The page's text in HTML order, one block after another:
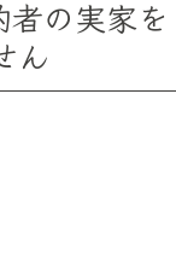
者の実家を
ん